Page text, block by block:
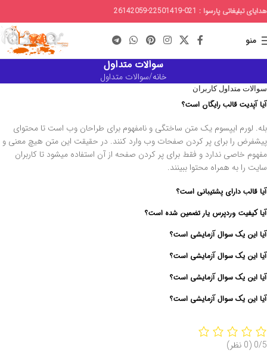
هدایای تبلیغاتی پارسوا : 021-22501419-26142059
منو
سوالات متداول
خانه سوالات متداول
سوالات متداول کاربران
آیا آپدیت قالب رایگان است؟
بله. لورم ایپسوم یک متن ساختگی و نامفهوم برای طراحان وب است تا محتوای
پیشفرض را برای پر کردن صفحات وب وارد کنند. در حقیقت این متن هیچ معنی و
مفهوم خاصی ندارد و فقط برای پر کردن صفحه از آن استفاده میشود تا کاربران
سایت را به همراه محتوا ببینند.
آیا قالب دارای پشتیبانی است؟
آیا کیفیت وردپرس یار تضمین شده است؟
آیا این یک سوال آزمایشی است؟
آیا این یک سوال آزمایشی است؟
آیا این یک سوال آزمایشی است؟
آیا این یک سوال آزمایشی است؟
0/5 (0 نظر)